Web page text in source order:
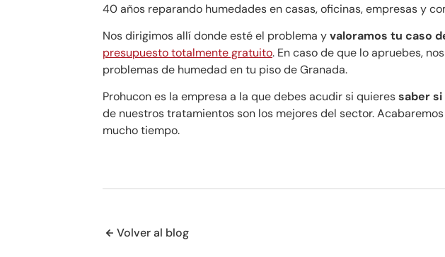
40 años reparando humedades en casas, oficinas, empresas y
Nos dirigimos allí donde esté el problema yvaloramos tu caso
presupuesto totalmente gratuito. En caso de que lo apruebes,
problemas de humedad en tu piso de Granada.
Prohucon es la empresa a la que debes acudir si quieressaber
de nuestros tratamientos son los mejores del sector.
mucho tiempo.
Volver al blog